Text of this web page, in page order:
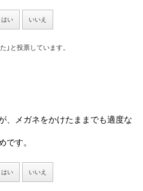
はい いいえ
｣と投票しています。
、メガネをかけたままでも適度な
です。
はい いいえ